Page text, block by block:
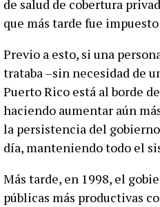
de salud de cobertura
que más tarde fue
Previo a esto, si una
trataba –sin necesidad de
Puerto Rico está al borde
haciendo aumentar aún
la persistencia del
día, manteniendo todo el
Más tarde, en 1998, el
públicas más productivas